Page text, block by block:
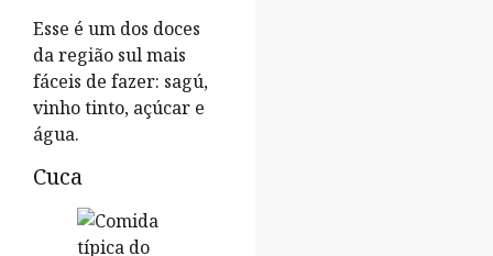
Esse é um dos doces
da região sul mais
fáceis de fazer: sagú,
vinho tinto, açúcar e
água.
Cuca